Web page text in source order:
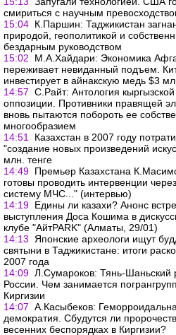
смириться с научным
15:04 К.Паршин: Таджикистан
природой, геополитикой и
бездарным руководством
15:02
М.А.Хайдари: Экономика
переживает невиданный подъем.
инвестирует в айнакскую медь $3
14:57 С.Райт: Антология кыргызской
оппозиции. Противники правящей
вновь пытаются побороть ее
многообразием
14:51
Казахстан в 2007 году
"создание новых произведений
млн. тенге
14:49 Премьер Казахстана
готовы проводить интервенции через
систему МЧС..." (интервью)
14:19 Едины ли казахи? Анонс
выступления Доса Кошима в
клубе "АйтPARK" (Алматы, 29/01)
14:13
Японские археологи ищут
святыни в Таджикистане: итоги
2007 года
14:09 Л.Сумароков: Тянь-Шаньский
России. Чем занимается
Киргизии
14:07 А.Касыбеков:
демократия. Сбудутся ли
весенних беспорядках в Киргизии?